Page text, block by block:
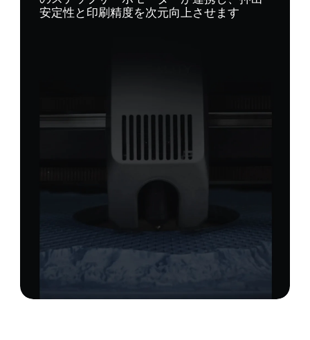
安定性と印刷精度を次元向上させます